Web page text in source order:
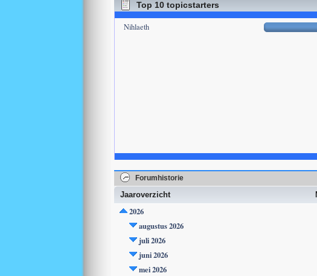
Top 10 topicstarters
Nihlaeth
Forumhistorie
Jaaroverzicht
2026
augustus 2026
juli 2026
juni 2026
mei 2026